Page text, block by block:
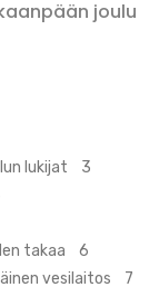
joulu
lukijat 3
takaa 6
vesilaitos 7